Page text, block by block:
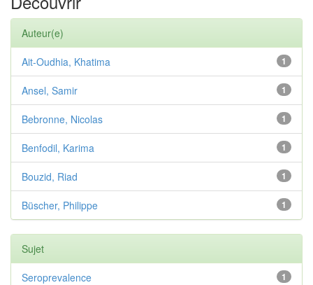
Auteur(e)
1
Ait-Oudhia, Khatima
1
Ansel, Samir
1
Bebronne, Nicolas
1
Benfodil, Karima
1
Bouzid, Riad
1
Büscher, Philippe
Sujet
1
Seroprevalence